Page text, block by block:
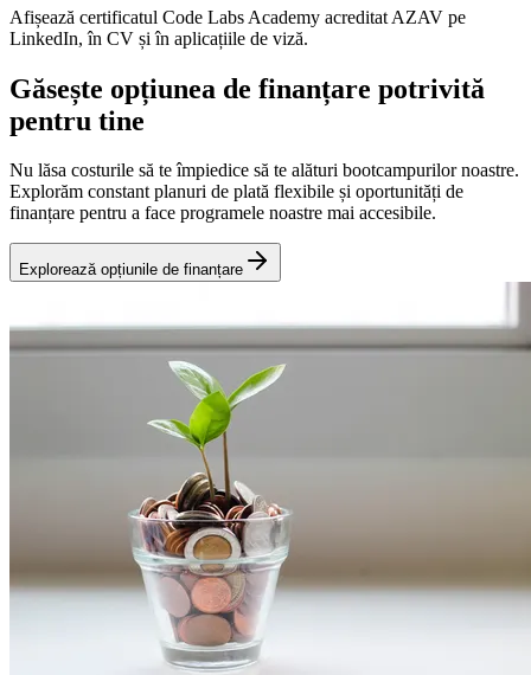
Afișează certificatul Code Labs Academy acreditat AZAV pe
LinkedIn, în CV și în aplicațiile de viză.
Găsește opțiunea de finanțare potrivită
pentru tine
Nu lăsa costurile să te împiedice să te alături bootcampurilor noastre.
Explorăm constant planuri de plată flexibile și oportunități de
finanțare pentru a face programele noastre mai accesibile.
Explorează opțiunile de finanțare